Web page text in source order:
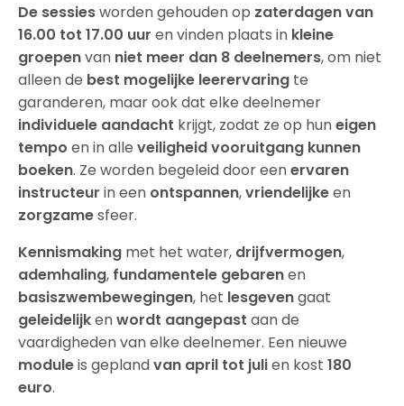
De sessiesworden gehouden op zaterdagenvan
16.00 tot 17.00 uur en vinden plaats in kleine
groepenvan niet meer dan 8 deelnemers, om niet
alleen de best mogelijke leerervaring te
garanderen, maar ook dat elke deelnemer
individuele aandacht krijgt, zodat ze op huneigen
tempo en in alleveiligheidvooruitgang kunnen
boeken. Ze worden begeleid door eenervaren
instructeur in een ontspannen,vriendelijkeen
zorgzamesfeer.
Kennismaking met het water, drijfvermogen,
ademhaling, fundamentele gebarenen
basiszwembewegingen, het lesgevengaat
geleidelijkenwordt aangepast aan de
vaardigheden van elke deelnemer. Een nieuwe
moduleis geplandvan april tot julien kost180
euro.